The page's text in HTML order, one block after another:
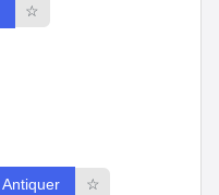
☆
Antiquer ☆